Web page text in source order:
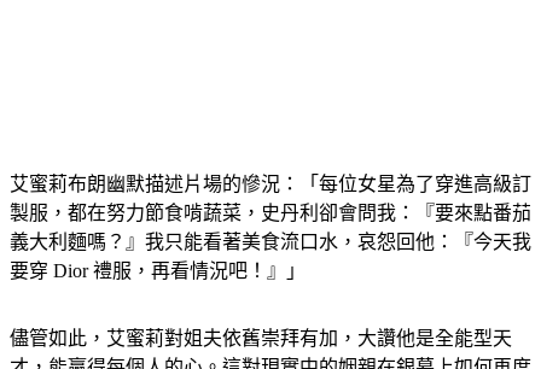
艾蜜莉布朗幽默描述片場的慘況：「每位女星為了穿進高級訂
製服，都在努力節食啃蔬菜，史丹利卻會問我：『要來點番茄
義大利麵嗎？』我只能看著美食流口水，哀怨回他：『今天我